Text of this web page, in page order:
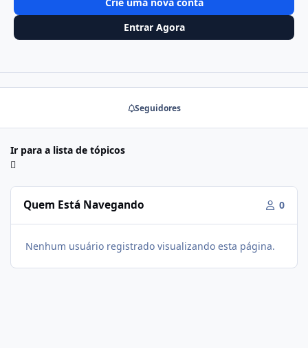
Entrar Agora
Seguidores
Ir para a lista de tópicos
Quem Está Navegando 0
Nenhum usuário registrado visualizando esta página.